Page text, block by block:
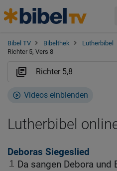
Bibel TV Bibelthek Lutherbibel
Richter 5, Vers 8
Videos einblenden
Lutherbibel
Deboras Siegeslied
1
Da sangen Debora und